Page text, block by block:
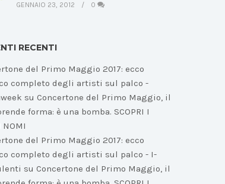
GENNAIO 23, 2012 0
RECENTI
del Primo Maggio 2017: ecco
completo degli artisti sul palco -
su Concertone del Primo Maggio, il
forma: è una bomba. SCOPRI I
NOMI
del Primo Maggio 2017: ecco
completo degli artisti sul palco - I-
su Concertone del Primo Maggio, il